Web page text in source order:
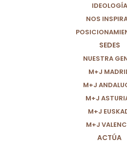
IDEOLOGÍA
NOS
SEDES
NUESTRA
M+J
M+J
M+J
M+J
M+J
ACTÚA
EN M+J
HACER